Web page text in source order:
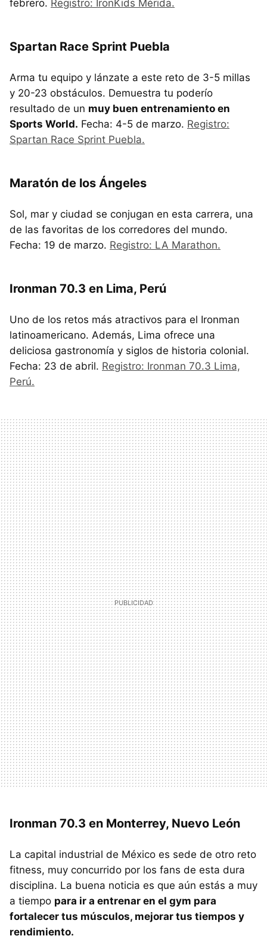
febrero. Registro: IronKids Mérida.
Spartan Race Sprint Puebla
Arma tu equipo y lánzate a este reto de 3-5 millas
y 20-23 obstáculos. Demuestra tu poderío
resultado de un muy buen entrenamiento en
Sports World. Fecha: 4-5 de marzo. Registro:
Spartan Race Sprint Puebla.
Maratón de los Ángeles
Sol, mar y ciudad se conjugan en esta carrera, una
de las favoritas de los corredores del mundo.
Fecha: 19 de marzo. Registro: LA Marathon.
Ironman 70.3 en Lima, Perú
Uno de los retos más atractivos para el Ironman
latinoamericano. Además, Lima ofrece una
deliciosa gastronomía y siglos de historia colonial.
Fecha: 23 de abril. Registro: Ironman 70.3 Lima,
Perú.
Ironman 70.3 en Monterrey, Nuevo León
La capital industrial de México es sede de otro reto
fitness, muy concurrido por los fans de esta dura
disciplina. La buena noticia es que aún estás a muy
a tiempo para ir a entrenar en el gym para
fortalecer tus músculos, mejorar tus tiempos y
rendimiento.